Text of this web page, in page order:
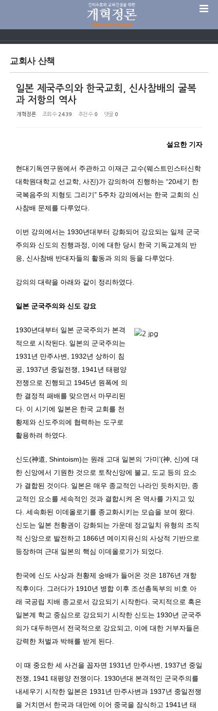
교회사 산책
일본 제국주의와 한국교회, 신사참배의 굴복
과 저항의 역사
개혁정론 조회 수 2439 추천 수 0 댓글 0
설요한 기자
현대기독연구원에서 주관하고 이재근 교수(웨스트민스터신학
대학원대학교 선교학, 사진)가 강의하여 진행하는 “20세기 한
국복음주의 지형도 그리기” 5주차 강의에서는 한국 교회의 신
사참배 문제를 다루었다.
이번 강의에서는 1930년대부터 강화되어 강요되는 일제 군국
주의와 신도의 진행과정, 이에 대한 당시 한국 기독교계의 반
응, 신사참배 반대자들의 활동과 의의 등을 다루었다.
강의의 대략을 아래와 같이 정리하였다.
일본 군국주의와 신도 강요
1930년대부터 일본 군국주의가 본격
적으로 시작된다. 일본의 군국주의는
1931년 만주사변, 1932년 상하이 침
공, 1937년 중일전쟁, 1941년 태평양
전쟁으로 진행되고 1945년 원폭에 의
한 결정적 패배를 맞으면서 마무리된
다. 이 시기에 일본은 한국 교회를 천
황제와 신도주의에 협력하는 도구로
활용하려 하였다.
신도(神道, Shintoism)는 원래 고대 일본의 ‘가미’(神, 신)에 대
한 신앙에서 기원한 것으로 토착신앙에 불교, 도교 등의 요소
가 결합된 것이다. 일본은 매우 종교적인 나라인 듯하지만, 종
교적인 요소를 세속적인 것과 결합시켜 온 역사를 가지고 있
다. 세속화된 이데올로기를 종교화시키는 모습을 보여 왔다.
신도는 일본 천황권이 강화되는 가운데 정교일치 유형의 조직
적 신앙으로 발전하고 1866년 메이지유신의 사상적 기반으로
등장하며 근대 일본의 핵심 이데올로기가 되었다.
한국에 신도 사상과 천황제 숭배가 들어온 것은 1876년 개항
직후이다. 그러다가 1910년 병합 이후 조선총독부의 비호 아
래 국공립 지배 종교로서 강요되기 시작한다. 국지적으로 혹은
일본계 학교 중심으로 강요되기 시작한 신도는 1930년 군국주
의가 대두하면서 전국적으로 강요되고, 이에 대한 거부자들은
강력한 처벌과 박해를 받게 된다.
이 때 중요한 세 사건을 꼽자면 1931년 만주사변, 1937년 중일
전쟁, 1941 태평양 전쟁이다. 1930년대 본격적인 군국주의를
내세우기 시작한 일본은 1931년 만주사변과 1937년 중일전쟁
을 거치면서 한국과 대만에 이어 중국을 잠식하고 1941년 태
Sketchbook5, 스케치북5
Sketchbook5, 스케치북5